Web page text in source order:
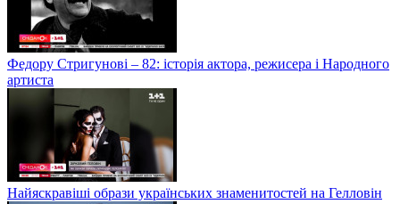
Федору Стригунові – 82: історія актора, режисера і Народного
артиста
Найяскравіші образи українських знаменитостей на Гелловін